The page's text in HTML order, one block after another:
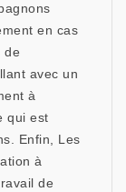
en cas
de
avec un
à
qui est
Enfin, Les
à
de